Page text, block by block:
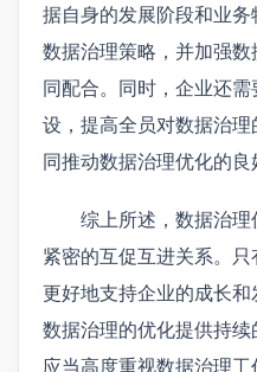
据自身的发展阶段和业
数据治理策略，并加强
同配合。同时，企业还
设，提高全员对数据治
同推动数据治理优化的良
综上所述，数据治
紧密的互促互进关系。
更好地支持企业的成长
数据治理的优化提供持
应当高度重视数据治理